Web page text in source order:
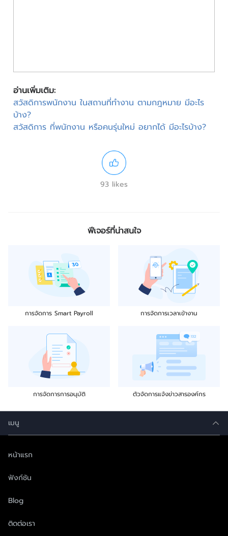
อ่านเพิ่มเติม:
สวัสดิการพนักงาน ในสถานที่ทำงาน ตามกฎหมาย มีอะไร
บ้าง?
สวัสดิการ ที่พนักงาน หรือคนรุ่นใหม่ อยากได้ มีอะไรบ้าง?
93 likes
ฟีเจอร์ที่น่าสนใจ
การจัดการ Smart Payroll การจัดการเวลาเข้างาน
การจัดการการอนุมัติ ตัวจัดการแจ้งข่าวสารองค์กร
เมนู
หน้าแรก
ฟังก์ชัน
Blog
ติดต่อเรา